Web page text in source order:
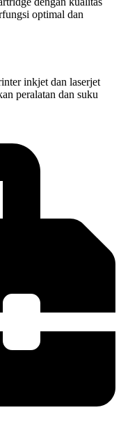
optimal dan
inkjet dan laserjet
peralatan dan suku